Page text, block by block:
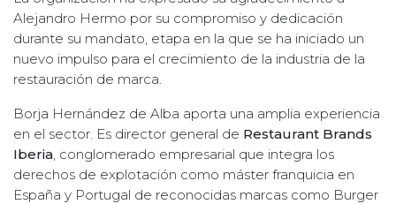
Alejandro Hermo por su compromiso y dedicación
durante su mandato, etapa en la que se ha iniciado un
nuevo impulso para el crecimiento de la industria de la
restauración de marca.
Borja Hernández de Alba aporta una amplia experiencia
en el sector. Es director general de Restaurant Brands
Iberia, conglomerado empresarial que integra los
derechos de explotación como máster franquicia en
España y Portugal de reconocidas marcas como Burger